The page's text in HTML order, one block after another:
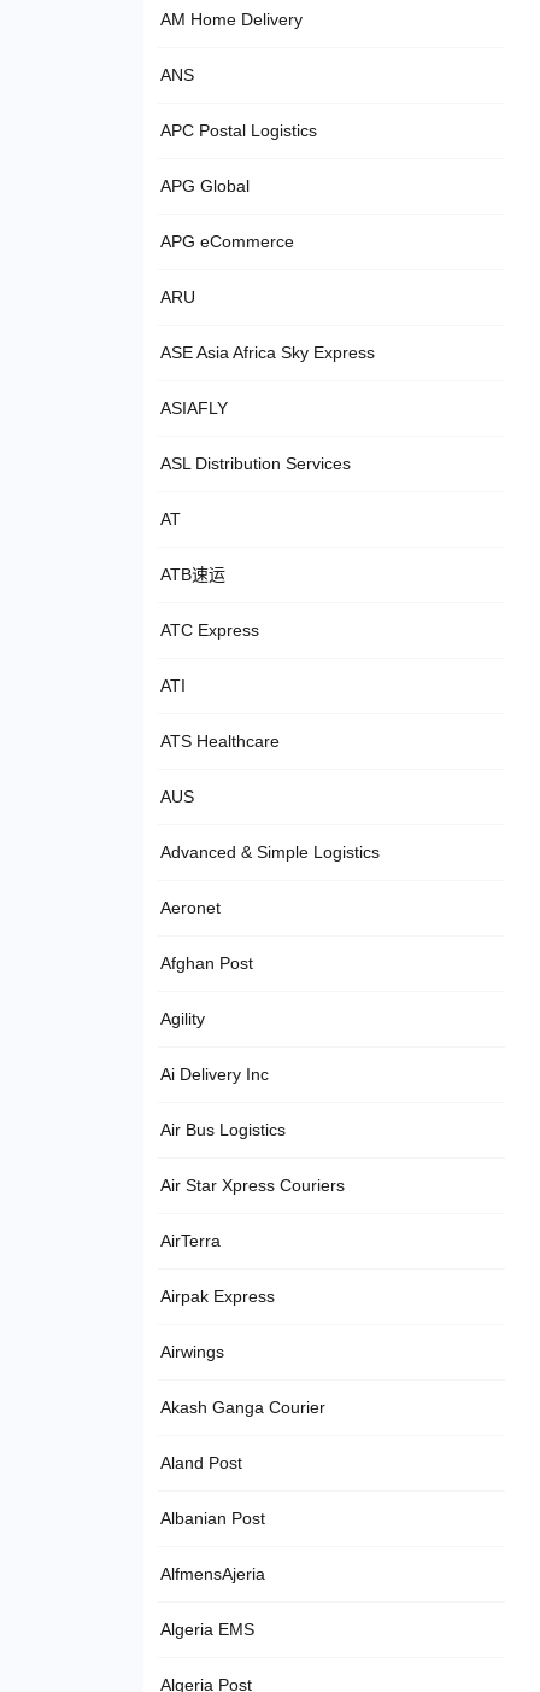
AM Home Delivery
ANS
APC Postal Logistics
APG Global
APG eCommerce
ARU
ASE Asia Africa Sky Express
ASIAFLY
ASL Distribution Services
AT
ATB速运
ATC Express
ATI
ATS Healthcare
AUS
Advanced & Simple Logistics
Aeronet
Afghan Post
Agility
Ai Delivery Inc
Air Bus Logistics
Air Star Xpress Couriers
AirTerra
Airpak Express
Airwings
Akash Ganga Courier
Aland Post
Albanian Post
AlfmensAjeria
Algeria EMS
Algeria Post